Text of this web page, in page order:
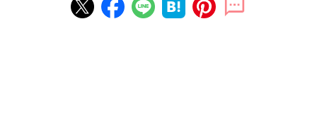
かどうかなど・・・。本当は自分の体なんて、あまり見たいもの